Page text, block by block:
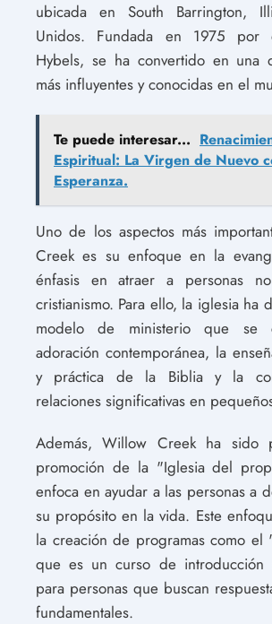
ubicada en South Barrington,
Unidos. Fundada en 1975 por
Hybels, se ha convertido en una
más influyentes y conocidas en el
Te puede interesar...
Espiritual: La Virgen de Nuevo
Esperanza.
Uno de los aspectos más
Creek es su enfoque en la
énfasis en atraer a personas
cristianismo. Para ello, la iglesia ha
modelo de ministerio que se
adoración contemporánea, la
y práctica de la Biblia y la
relaciones significativas en
Además, Willow Creek ha sido
promoción de la "Iglesia del
enfoca en ayudar a las personas a
su propósito en la vida. Este
la creación de programas como el
que es un curso de introducción
para personas que buscan
fundamentales.